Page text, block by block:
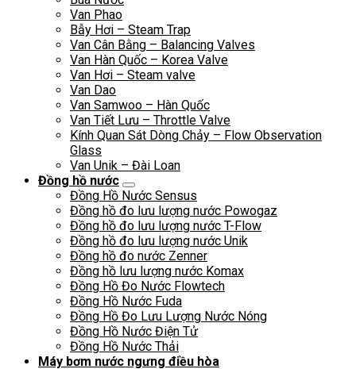
Van Phao
Bẫy Hơi – Steam Trap
Van Cân Bằng – Balancing Valves
Van Hàn Quốc – Korea Valve
Van Hơi – Steam valve
Van Dao
Van Samwoo – Hàn Quốc
Van Tiết Lưu – Throttle Valve
Kính Quan Sát Dòng Chảy – Flow Observation
Glass
Van Unik – Đài Loan
Đồng hồ nước
Đồng Hồ Nước Sensus
Đồng hồ đo lưu lượng nước Powogaz
Đồng hồ đo lưu lượng nước T-Flow
Đồng hồ đo lưu lượng nước Unik
Đồng hồ đo nước Zenner
Đồng hồ lưu lượng nước Komax
Đồng Hồ Đo Nước Flowtech
Đồng Hồ Nước Fuda
Đồng Hồ Đo Lưu Lượng Nước Nóng
Đồng Hồ Nước Điện Tử
Đồng Hồ Nước Thải
Máy bơm nước ngưng điều hòa